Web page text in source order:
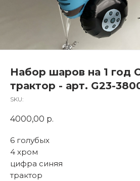
Набор шаров на 1 год
трактор - арт. G23-
SKU:
4000,00 р.
6 голубых
4 хром
цифра синяя
трактор